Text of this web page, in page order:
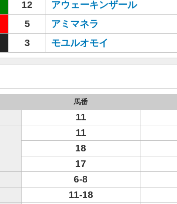
12 アウェーキンザール
5 アミマネラ
3 モユルオモイ
馬番
11
11
18
17
6-8
11-18